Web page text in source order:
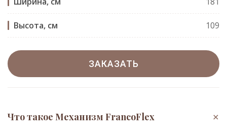
Высота, см 109
ЗАКАЗАТЬ
Что такое Механизм FrancoFlex +